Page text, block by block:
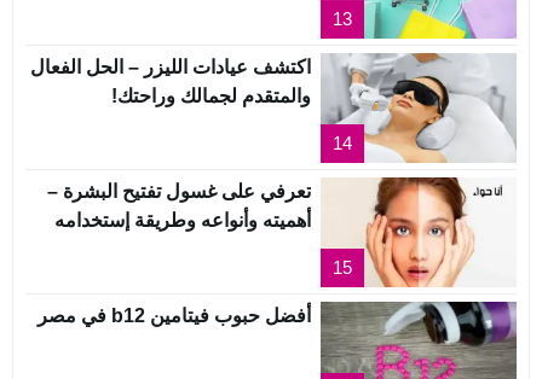
13
14
اكتشف عيادات الليزر – الحل الفعال
والمتقدم لجمالك وراحتك!
15
تعرفي على غسول تفتيح البشرة –
أهميته وأنواعه وطريقة إستخدامه
أفضل حبوب فيتامين b12 في مصر